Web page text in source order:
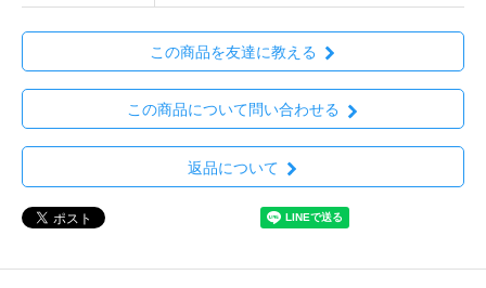
この商品を友達に教える
この商品について問い合わせる
返品について